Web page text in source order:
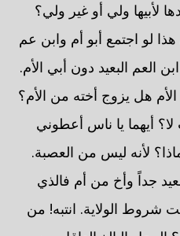
لأبيها ولي أو غير ولي؟
لو اجتمع أبو أم وابن عم
العم البعيد دون أبي الأم.
هل يزوج أخته من الأم؟
أيهما يا ناس أعطوني
لأنه ليس من العصبة.
جداً وأخ من أم فالذي
شروط الولاية. انتبه! من